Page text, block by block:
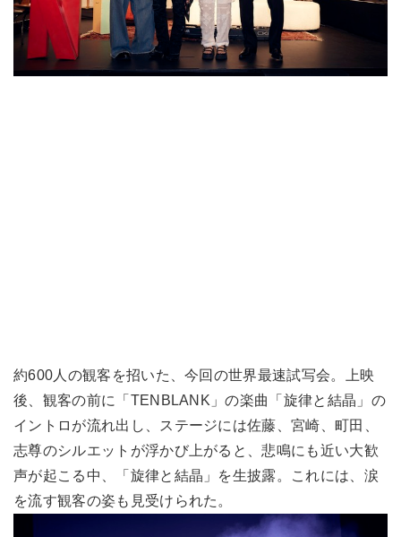
約600人の観客を招いた、今回の世界最速試写会。上映
後、観客の前に「TENBLANK」の楽曲「旋律と結晶」の
イントロが流れ出し、ステージには佐藤、宮崎、町田、
志尊のシルエットが浮かび上がると、悲鳴にも近い大歓
声が起こる中、「旋律と結晶」を生披露。これには、涙
を流す観客の姿も見受けられた。